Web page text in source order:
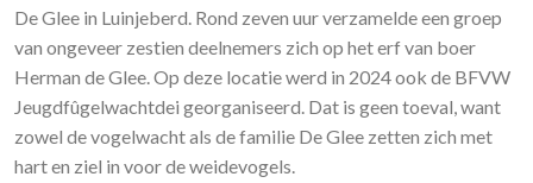
De Glee in Luinjeberd. Rond zeven uur verzamelde een groep
van ongeveer zestien deelnemers zich op het erf van boer
Herman de Glee. Op deze locatie werd in 2024 ook de BFVW
Jeugdfûgelwachtdei georganiseerd. Dat is geen toeval, want
zowel de vogelwacht als de familie De Glee zetten zich met
hart en ziel in voor de weidevogels.